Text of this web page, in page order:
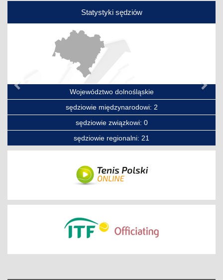
Statystyki sędziów
Województwo dolnośląskie
sędziowie międzynarodowi: 2
sędziowie związkowi: 0
sędziowie regionalni: 21